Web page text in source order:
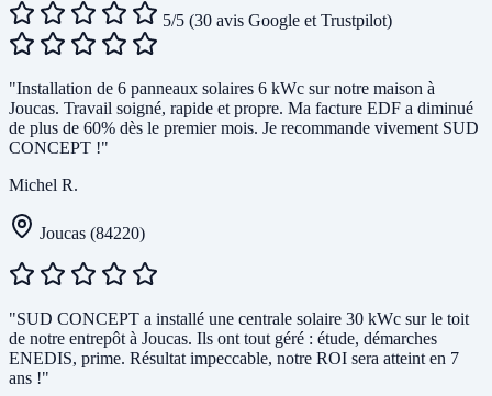
5/5 (30 avis Google et Trustpilot)
"Installation de 6 panneaux solaires 6 kWc sur notre maison à
Joucas. Travail soigné, rapide et propre. Ma facture EDF a diminué
de plus de 60% dès le premier mois. Je recommande vivement SUD
CONCEPT !"
Michel R.
Joucas (84220)
"SUD CONCEPT a installé une centrale solaire 30 kWc sur le toit
de notre entrepôt à Joucas. Ils ont tout géré : étude, démarches
ENEDIS, prime. Résultat impeccable, notre ROI sera atteint en 7
ans !"